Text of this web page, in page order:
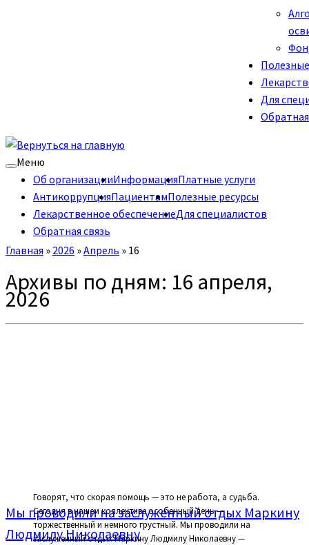
Для
Меню
Об организацииИнформацияПлатные услуги
АнтикоррупцияПациентамПолезные ресурсы
Лекарственное обеспечениеДля специалистов
Обратная связь
Главная » 2026 »Апрель » 16
Архивы по дням: 16 апреля,
2026
Говорят, что скорая помощь — это не работа, а судьба.
Сегодня в нашем коллективе особенный день —
торжественный и немного грустный. Мы проводили на
заслуженный отдых Маркину Людмилу Николаевну —
Мы проводили на заслуженный отдых Маркину
Людмилу Николаевну